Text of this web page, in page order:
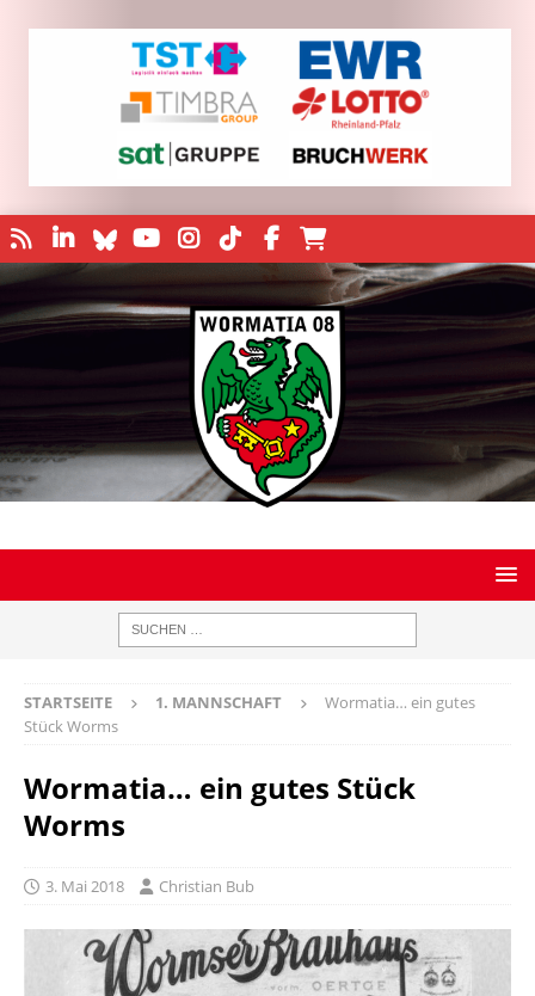
STARTSEITE 1. MANNSCHAFT
Wormatia… ein gutes
Stück Worms
Wormatia… ein gutes Stück
Worms
3. Mai 2018 Christian Bub